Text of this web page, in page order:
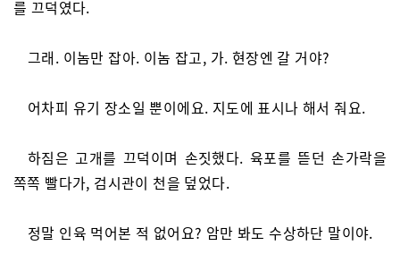
를 끄덕였다.
그래. 이놈만 잡아. 이놈 잡고, 가. 현장엔 갈 거야?
어차피 유기 장소일 뿐이에요. 지도에 표시나 해서 줘요.
하짐은 고개를 끄덕이며 손짓했다. 육포를 뜯던 손가락을
쪽쪽 빨다가, 검시관이 천을 덮었다.
정말 인육 먹어본 적 없어요? 암만 봐도 수상하단 말이야.